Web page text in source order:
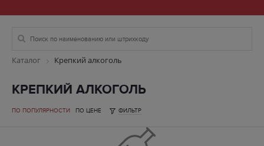
Каталог Крепкий алкоголь
КРЕПКИЙ АЛКОГОЛЬ
ПО ПОПУЛЯРНОСТИ ПО ЦЕНЕ ФИЛЬТР